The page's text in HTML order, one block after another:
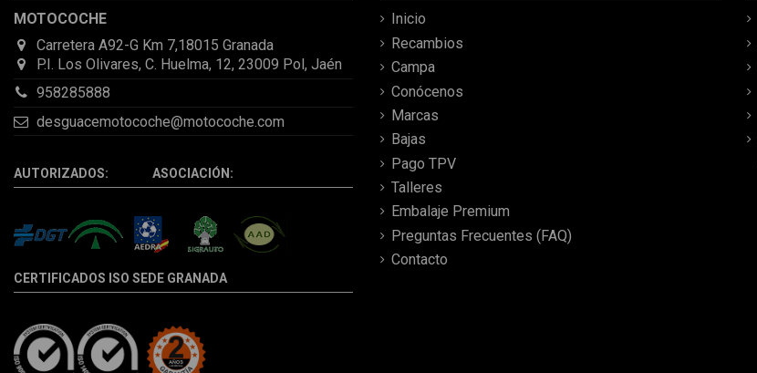
MOTOCOCHE
Carretera A92-G Km 7,18015 Granada
P.I. Los Olivares, C. Huelma, 12, 23009 Pol, Jaén
958285888
desguacemotocoche@motocoche.com
AUTORIZADOS: ASOCIACIÓN:
CERTIFICADOS ISO SEDE GRANADA
Inicio
Recambios
Campa
Conócenos
Marcas
Bajas
Pago TPV
Talleres
Embalaje Premium
Preguntas Frecuentes (FAQ)
Contacto